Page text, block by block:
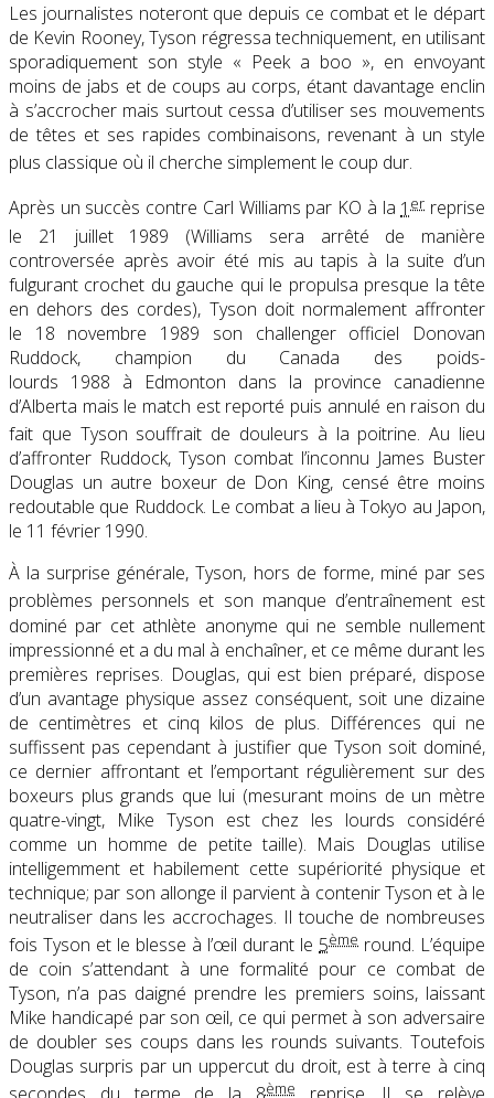
Les journalistes noteront que depuis ce combat et le départ
de Kevin Rooney, Tyson régressa techniquement, en utilisant
sporadiquement son style « Peek a boo », en envoyant
moins de jabs et de coups au corps, étant davantage enclin
à s’accrocher mais surtout cessa d’utiliser ses mouvements
de têtes et ses rapides combinaisons, revenant à un style
plus classique où il cherche simplement le coup dur.
Après un succès contre Carl Williams par KO à la 1er reprise
le 21 juillet 1989 (Williams sera arrêté de manière
controversée après avoir été mis au tapis à la suite d’un
fulgurant crochet du gauche qui le propulsa presque la tête
en dehors des cordes), Tyson doit normalement affronter
le 18 novembre 1989 son challenger officiel Donovan
Ruddock, champion du Canada des poids-
lourds 1988 à Edmonton dans la province canadienne
d’Alberta mais le match est reporté puis annulé en raison du
fait que Tyson souffrait de douleurs à la poitrine. Au lieu
d’affronter Ruddock, Tyson combat l’inconnu James Buster
Douglas un autre boxeur de Don King, censé être moins
redoutable que Ruddock. Le combat a lieu à Tokyo au Japon,
le 11 février 1990.
À la surprise générale, Tyson, hors de forme, miné par ses
problèmes personnels et son manque d’entraînementest
dominé par cet athlète anonyme qui ne semble nullement
impressionné et a du mal à enchaîner, et ce même durant les
premières reprises. Douglas, qui est bien préparé, dispose
d’un avantage physique assez conséquent, soit une dizaine
de centimètres et cinq kilos de plus. Différences qui ne
suffissent pas cependant à justifier que Tyson soit dominé,
ce dernier affrontant et l’emportant régulièrement sur des
boxeurs plus grands que lui (mesurant moins de un mètre
quatre-vingt, Mike Tyson est chez les lourds considéré
comme un homme de petite taille). Mais Douglas utilise
intelligemment et habilement cette supériorité physique et
technique; par son allonge il parvient à contenir Tyson et à le
neutraliser dans les accrochages. Il touche de nombreuses
fois Tyson et le blesse à l’œil durant le 5ème round. L’équipe
de coin s’attendant à une formalité pour ce combat de
Tyson, n’a pas daigné prendre les premiers soins, laissant
Mike handicapé par son œil, ce qui permet à son adversaire
de doubler ses coups dans les rounds suivants. Toutefois
Douglas surpris par un uppercut du droit, est à terre à cinq
ème